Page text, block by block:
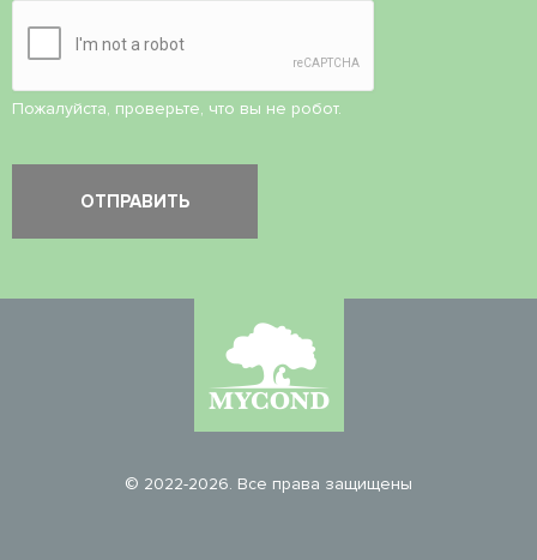
Пожалуйста, проверьте, что вы не робот.
© 2022-2026. Все права защищены